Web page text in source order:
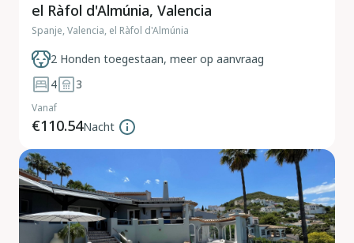
el Ràfol d'Almúnia, Valencia
Spanje, Valencia, el Ràfol d'Almúnia
2 Honden toegestaan, meer op aanvraag
4
3
Vanaf
€110.54Nacht